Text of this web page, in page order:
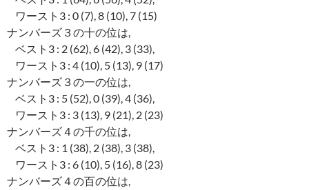
ワースト3 : 0 (7), 8 (10), 7 (15)
ナンバーズ３の十の位は,
ベスト3 : 2 (62), 6 (42), 3 (33),
ワースト3 : 4 (10), 5 (13), 9 (17)
ナンバーズ３の一の位は,
ベスト3 : 5 (52), 0 (39), 4 (36),
ワースト3 : 3 (13), 9 (21), 2 (23)
ナンバーズ４の千の位は,
ベスト3 : 1 (38), 2 (38), 3 (38),
ワースト3 : 6 (10), 5 (16), 8 (23)
ナンバーズ４の百の位は,